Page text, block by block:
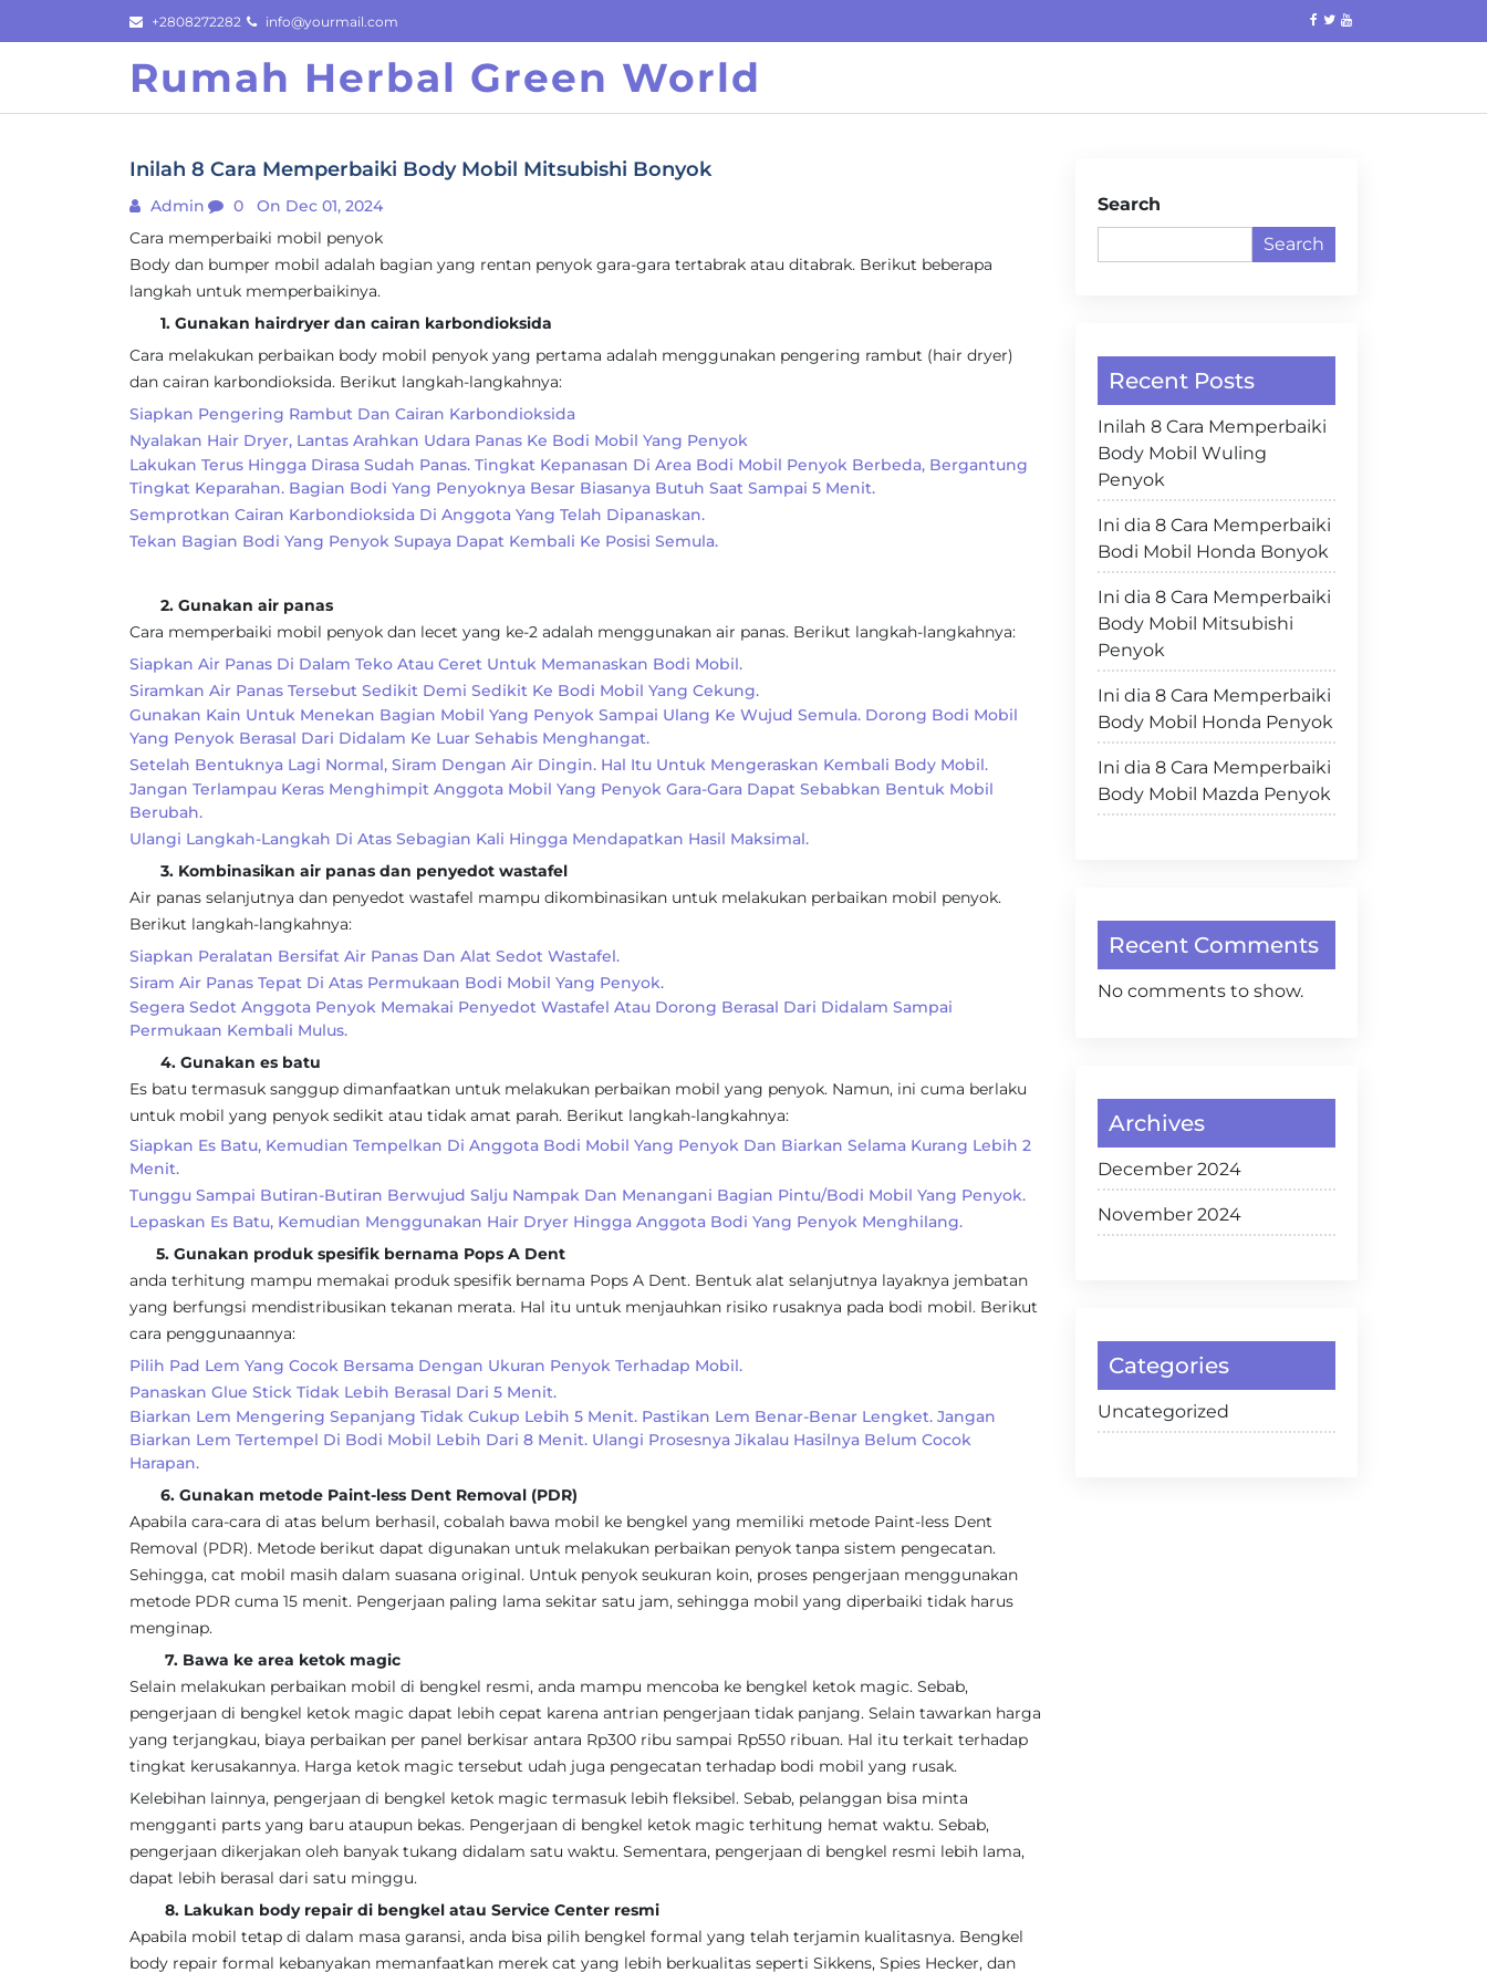
to
+2808272282 info@yourmail.com
Rumah Herbal Green World
Inilah 8 Cara Memperbaiki Body Mobil Mitsubishi Bonyok
Admin 0
On Dec 01, 2024
Cara memperbaiki mobil penyok
Body dan bumper mobil adalah bagian yang rentan penyok gara-gara tertabrak atau ditabrak. Berikut beberapa
langkah untuk memperbaikinya.
1. Gunakan hairdryer dan cairan karbondioksida
Cara melakukan perbaikan body mobil penyok yang pertama adalah menggunakan pengering rambut (hair dryer)
dan cairan karbondioksida. Berikut langkah-langkahnya:
Siapkan Pengering Rambut Dan Cairan Karbondioksida
Nyalakan Hair Dryer, Lantas Arahkan Udara Panas Ke Bodi Mobil Yang Penyok
Lakukan Terus Hingga Dirasa Sudah Panas. Tingkat Kepanasan Di Area Bodi Mobil Penyok Berbeda, Bergantung
Tingkat Keparahan. Bagian Bodi Yang Penyoknya Besar Biasanya Butuh Saat Sampai 5 Menit.
Semprotkan Cairan Karbondioksida Di Anggota Yang Telah Dipanaskan.
Tekan Bagian Bodi Yang Penyok Supaya Dapat Kembali Ke Posisi Semula.
2. Gunakan air panas
Cara memperbaiki mobil penyok dan lecet yang ke-2 adalah menggunakan air panas. Berikut langkah-langkahnya:
Siapkan Air Panas Di Dalam Teko Atau Ceret Untuk Memanaskan Bodi Mobil.
Siramkan Air Panas Tersebut Sedikit Demi Sedikit Ke Bodi Mobil Yang Cekung.
Gunakan Kain Untuk Menekan Bagian Mobil Yang Penyok Sampai Ulang Ke Wujud Semula. Dorong Bodi Mobil
Yang Penyok Berasal Dari Didalam Ke Luar Sehabis Menghangat.
Setelah Bentuknya Lagi Normal, Siram Dengan Air Dingin. Hal Itu Untuk Mengeraskan Kembali Body Mobil.
Jangan Terlampau Keras Menghimpit Anggota Mobil Yang Penyok Gara-Gara Dapat Sebabkan Bentuk Mobil
Berubah.
Ulangi Langkah-Langkah Di Atas Sebagian Kali Hingga Mendapatkan Hasil Maksimal.
3. Kombinasikan air panas dan penyedot wastafel
Air panas selanjutnya dan penyedot wastafel mampu dikombinasikan untuk melakukan perbaikan mobil penyok.
Berikut langkah-langkahnya:
Siapkan Peralatan Bersifat Air Panas Dan Alat Sedot Wastafel.
Siram Air Panas Tepat Di Atas Permukaan Bodi Mobil Yang Penyok.
Segera Sedot Anggota Penyok Memakai Penyedot Wastafel Atau Dorong Berasal Dari Didalam Sampai
Permukaan Kembali Mulus.
4. Gunakan es batu
Es batu termasuk sanggup dimanfaatkan untuk melakukan perbaikan mobil yang penyok. Namun, ini cuma berlaku
untuk mobil yang penyok sedikit atau tidak amat parah. Berikut langkah-langkahnya:
Siapkan Es Batu, Kemudian Tempelkan Di Anggota Bodi Mobil Yang Penyok Dan Biarkan Selama Kurang Lebih 2
Menit.
Tunggu Sampai Butiran-Butiran Berwujud Salju Nampak Dan Menangani Bagian Pintu/bodi Mobil Yang Penyok.
Lepaskan Es Batu, Kemudian Menggunakan Hair Dryer Hingga Anggota Bodi Yang Penyok Menghilang.
5. Gunakan produk spesifik bernama Pops A Dent
anda terhitung mampu memakai produk spesifik bernama Pops A Dent. Bentuk alat selanjutnya layaknya jembatan
yang berfungsi mendistribusikan tekanan merata. Hal itu untuk menjauhkan risiko rusaknya pada bodi mobil. Berikut
cara penggunaannya:
Pilih Pad Lem Yang Cocok Bersama Dengan Ukuran Penyok Terhadap Mobil.
Panaskan Glue Stick Tidak Lebih Berasal Dari 5 Menit.
Biarkan Lem Mengering Sepanjang Tidak Cukup Lebih 5 Menit. Pastikan Lem Benar-Benar Lengket. Jangan
Biarkan Lem Tertempel Di Bodi Mobil Lebih Dari 8 Menit. Ulangi Prosesnya Jikalau Hasilnya Belum Cocok
Harapan.
6. Gunakan metode Paint-less Dent Removal (PDR)
Apabila cara-cara di atas belum berhasil, cobalah bawa mobil ke bengkel yang memiliki metode Paint-less Dent
Removal (PDR). Metode berikut dapat digunakan untuk melakukan perbaikan penyok tanpa sistem pengecatan.
Sehingga, cat mobil masih dalam suasana original. Untuk penyok seukuran koin, proses pengerjaan menggunakan
metode PDR cuma 15 menit. Pengerjaan paling lama sekitar satu jam, sehingga mobil yang diperbaiki tidak harus
menginap.
7. Bawa ke area ketok magic
Selain melakukan perbaikan mobil di bengkel resmi, anda mampu mencoba ke bengkel ketok magic. Sebab,
pengerjaan di bengkel ketok magic dapat lebih cepat karena antrian pengerjaan tidak panjang. Selain tawarkan harga
yang terjangkau, biaya perbaikan per panel berkisar antara Rp300 ribu sampai Rp550 ribuan. Hal itu terkait terhadap
tingkat kerusakannya. Harga ketok magic tersebut udah juga pengecatan terhadap bodi mobil yang rusak.
Kelebihan lainnya, pengerjaan di bengkel ketok magic termasuk lebih fleksibel. Sebab, pelanggan bisa minta
mengganti parts yang baru ataupun bekas. Pengerjaan di bengkel ketok magic terhitung hemat waktu. Sebab,
pengerjaan dikerjakan oleh banyak tukang didalam satu waktu. Sementara, pengerjaan di bengkel resmi lebih lama,
dapat lebih berasal dari satu minggu.
8. Lakukan body repair di bengkel atau Service Center resmi
Apabila mobil tetap di dalam masa garansi, anda bisa pilih bengkel formal yang telah terjamin kualitasnya. Bengkel
body repair formal kebanyakan memanfaatkan merek cat yang lebih berkualitas seperti Sikkens, Spies Hecker, dan
Search
Search
Recent Posts
Inilah 8 Cara Memperbaiki
Body Mobil Wuling
Penyok
Ini dia 8 Cara Memperbaiki
Bodi Mobil Honda Bonyok
Ini dia 8 Cara Memperbaiki
Body Mobil Mitsubishi
Penyok
Ini dia 8 Cara Memperbaiki
Body Mobil Honda Penyok
Ini dia 8 Cara Memperbaiki
Body Mobil Mazda Penyok
Recent Comments
No comments to show.
Archives
December 2024
November 2024
Categories
Uncategorized